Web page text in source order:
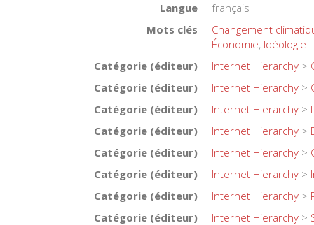
Langue
français
Mots clés
Changement
Économie, Idéologie
Catégorie (éditeur)
Internet Hierarchy >
Catégorie (éditeur)
Internet Hierarchy >
Catégorie (éditeur)
Internet Hierarchy >
Catégorie (éditeur)
Internet Hierarchy >
Catégorie (éditeur)
Internet Hierarchy >
Catégorie (éditeur)
Internet Hierarchy >
Catégorie (éditeur)
Internet Hierarchy >
Catégorie (éditeur)
Internet Hierarchy >